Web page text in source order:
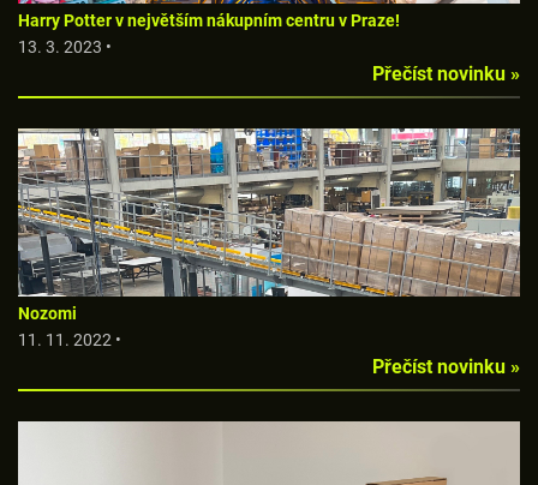
Harry Potter v největším nákupním centru v Praze!
13. 3. 2023 •
Přečíst novinku »
Nozomi
11. 11. 2022 •
Přečíst novinku »